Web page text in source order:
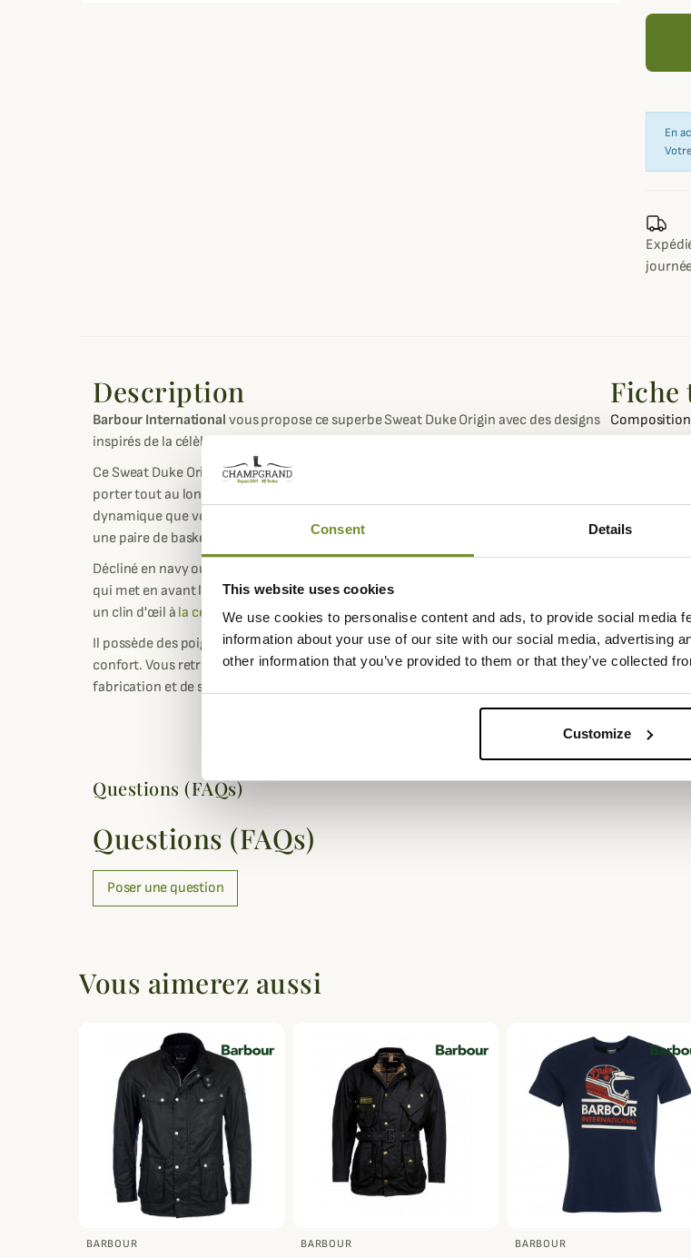
Consent Details
This website uses cookies
We use cookies to personalise content and ads, to provide social media
information about your use of our site with our social media, advertising
other information that you’ve provided to them or that they’ve collected
Customize
En
Description
Barbour International vous propose ce superbe Sweat Duke Origin avec des designs
inspirés de la célèbre moto du même nom et du passé de la marque.
Ce Sweat Duke Origin est réalisé dans un coton doux, respirant et très confortable à
porter tout au long de la journée. Sa coupe vous donnera un style jeune et
dynamique que vous pourrez porter au quotidien avec un jean,
une paire de baskets ou des boots.
Décliné en navy ou rouge bordeaux, chaque coloris possède un graphisme différent
qui met en avant l'héritage motocycliste de Barbour International et fait également
un clin d'œil à la célèbre veste Duke de la marque.
Il possède des poignets, un col et un ourlet côtelé pour un bon ajustement et plus de
confort. Vous retrouverez dans la nuque le logo de la marque, preuve de la qualité de
fabrication et de son authenticité.
Fiche
Composition
Genre
Questions (FAQs)
Questions (FAQs)
Poser une question
Vous aimerez aussi
BARBOUR BARBOUR BARBOUR